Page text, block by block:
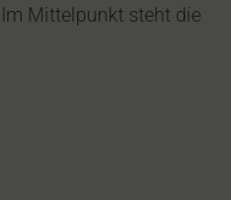
Mittelpunkt steht die